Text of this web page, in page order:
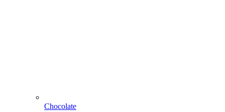
Chocolate